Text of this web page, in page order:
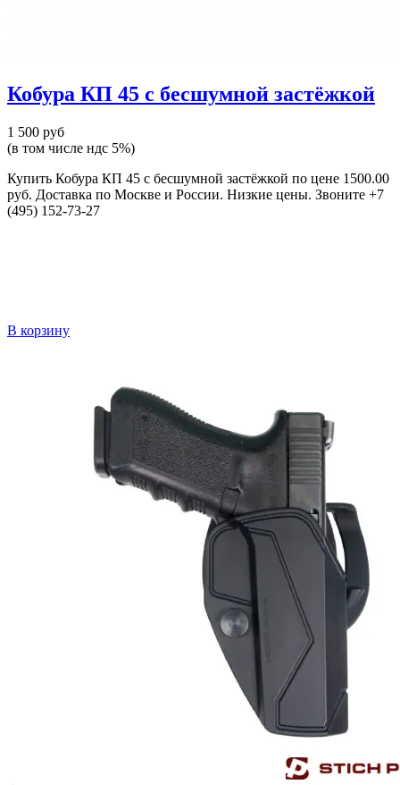
Кобура КП 45 с бесшумной застёжкой
1 500 руб
(в том числе ндс 5%)
Купить Кобура КП 45 с бесшумной застёжкой по цене 1500.00
руб. Доставка по Москве и России. Низкие цены. Звоните +7
(495) 152-73-27
В корзину